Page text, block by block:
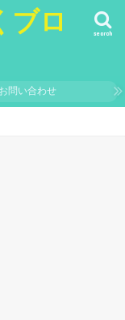
ブロ
search
お問い合わせ